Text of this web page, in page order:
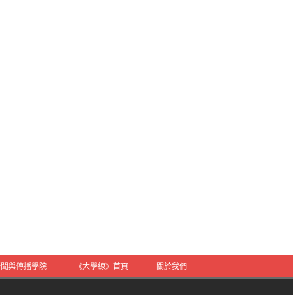
與傳播學院 《大學線》首頁 關於我們